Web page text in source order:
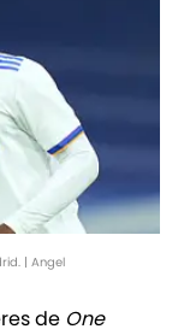
| Angel
de One